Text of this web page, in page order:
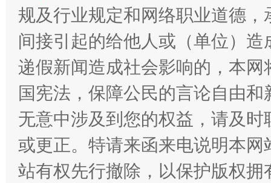
巳巳如意，开工大吉！ 三轮上
规及行业规定和网络职业道德
间接引起的给他人或（单位）
递假新闻造成社会影响的，本
国宪法，保障公民的言论自由
无意中涉及到您的权益，请及
或更正。特请来函来电说明本
站有权先行撤除，以保护版权